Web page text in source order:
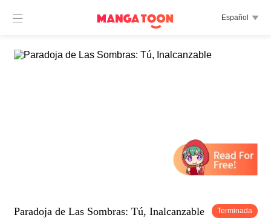
 Español 
Paradoja de Las Sombras: Tú, Inalcanzable Terminada